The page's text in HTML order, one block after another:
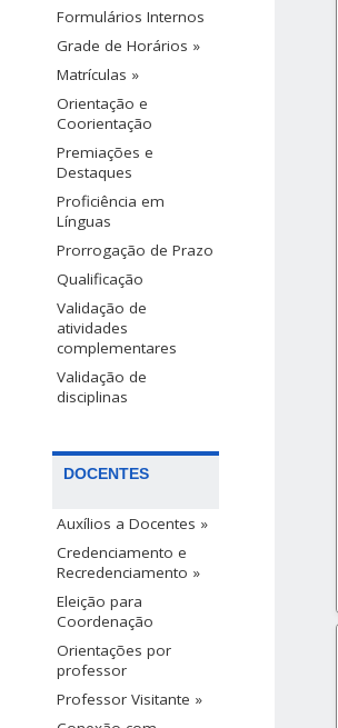
Formulários Internos
Grade de Horários »
Matrículas »
Orientação e
Coorientação
Premiações e
Destaques
Proficiência em
Línguas
Prorrogação de Prazo
Qualificação
Validação de
atividades
complementares
Validação de
disciplinas
DOCENTES
Auxílios a Docentes »
Credenciamento e
Recredenciamento »
Eleição para
Coordenação
Orientações por
professor
Professor Visitante »